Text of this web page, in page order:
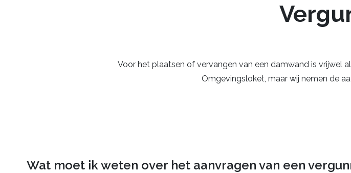
Voor het plaatsen of vervangen van een damwand is vrijwel
Omgevingsloket, maar wij nemen de
Wat moet ik weten over het aanvragen van een